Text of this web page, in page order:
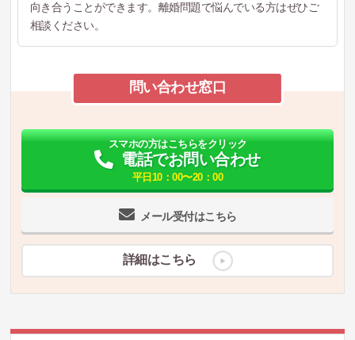
向き合うことができます。離婚問題で悩んでいる方はぜひご
相談ください。
問い合わせ窓口
メール受付はこちら
スマホの方はこちらをクリック
電話でお問い合わせ
平日10：00〜20：00
詳細はこちら